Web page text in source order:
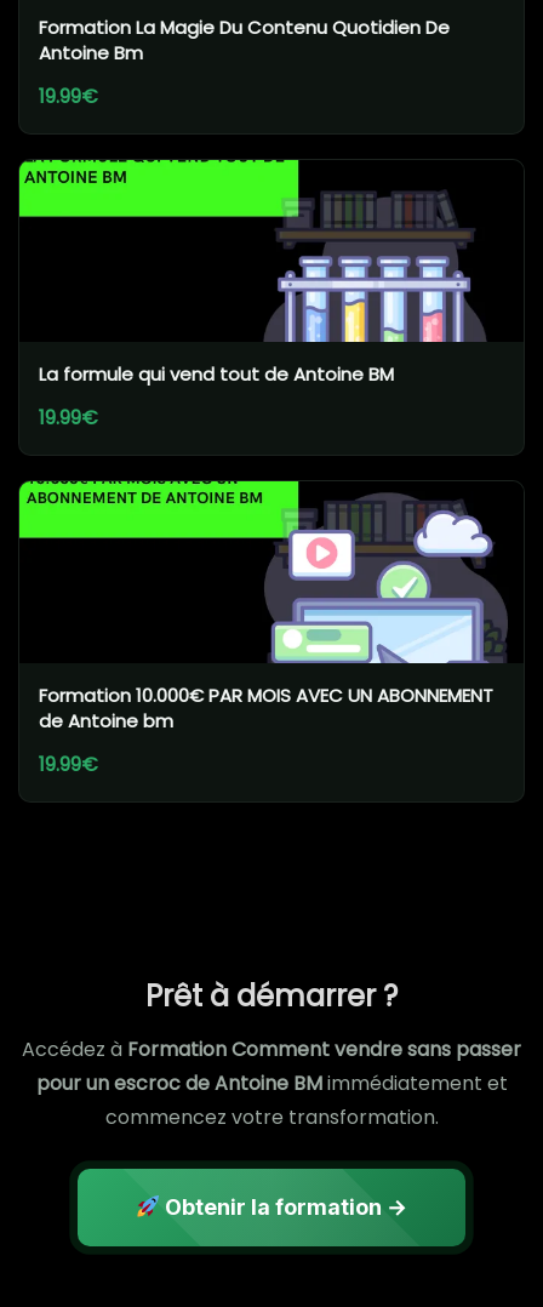
Formation La Magie Du Contenu Quotidien De
Antoine Bm
19.99€
La formule qui vend tout de Antoine BM
19.99€
Formation 10.000€ PAR MOIS AVEC UN ABONNEMENT
de Antoine bm
19.99€
Prêt à démarrer ?
Accédez à Formation Comment vendre sans passer
pour un escroc de Antoine BMimmédiatement et
commencez votre transformation.
Obtenir la formation →